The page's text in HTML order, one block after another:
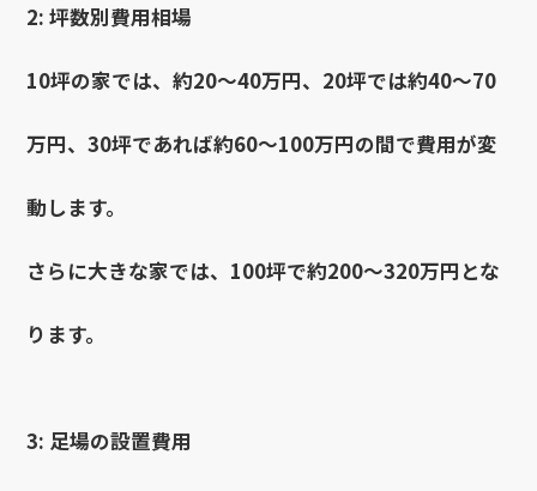
2: 坪数別費用相場
10坪の家では、約20〜40万円、20坪では約40〜70
万円、30坪であれば約60〜100万円の間で費用が変
動します。
さらに大きな家では、100坪で約200〜320万円とな
ります。
3: 足場の設置費用